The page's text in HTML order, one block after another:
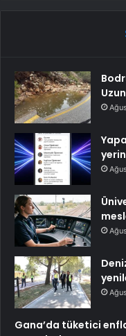
Gana’da tüketici